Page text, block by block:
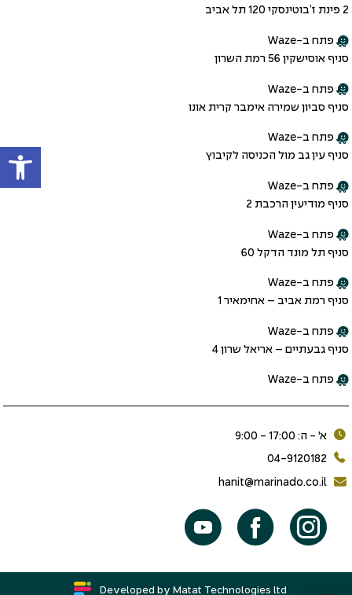
2 פינת ז’בוטינסקי 120 תל אביב
פתח ב-Waze
סניף אוסישקין 56 רמת השרון
פתח ב-Waze
סניף סביון שמירה אימבר קרית אונו
פתח ב-Waze
סניף עין גב מול הכניסה לקיבוץ
פתח ב-Waze
סניף מודיעין הרכבת 2
פתח ב-Waze
סניף תל מונד הדקל 60
פתח ב-Waze
סניף רמת אביב – אחימאיר 1
פתח ב-Waze
סניף גבעתיים – אריאל שרון 4
פתח ב-Waze
א׳ - ה: 17:00 - 9:00
04-9120182
hanit@marinado.co.il
Developed by Matat Technologies ltd